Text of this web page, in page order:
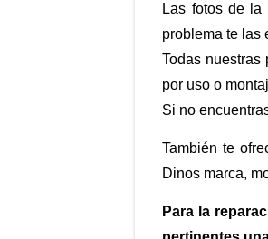
Las fotos de
problema te las
Todas nuestras
por uso o
Si no
También te
Dinos marca,
Para la